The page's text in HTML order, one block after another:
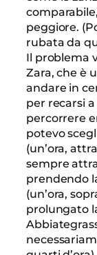
peggiore.
rubata da
Il problema
Zara, che è
andare in
per recarsi
percorrere
potevo
(un’ora,
sempre
prendendo
(un’ora,
prolungato